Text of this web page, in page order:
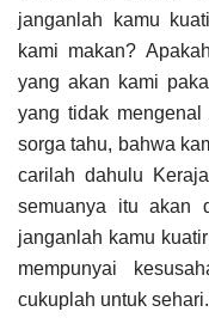
janganlah kamu
kami makan?
yang akan kami
yang tidak
sorga tahu, bahwa
carilah dahulu
semuanya itu akan
janganlah kamu
mempunyai
cukuplah untuk